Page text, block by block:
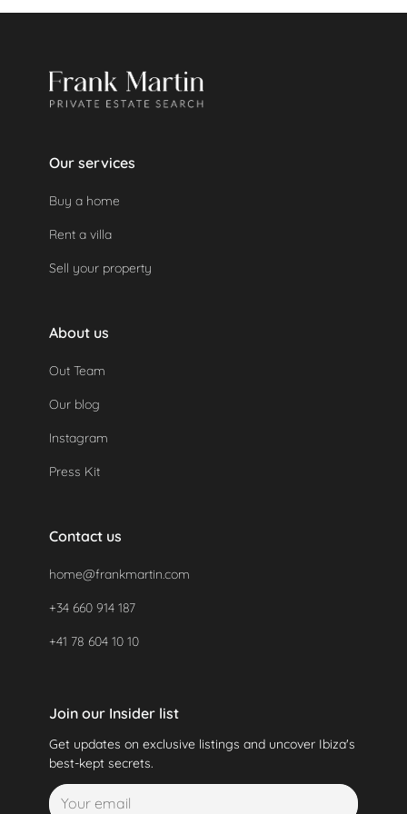
réservation sera facturé.
remboursé automatiquement car la propriété n'a
pas été utilisée.
Our services
Buy a home
Rent a villa
Sell your property
About us
Out Team
Our blog
Instagram
Press Kit
Contact us
home@frankmartin.com
+34 660 914 187
+41 78 604 10 10
Join our Insider list
Get updates on exclusive listings and uncover Ibiza's
best-kept secrets.